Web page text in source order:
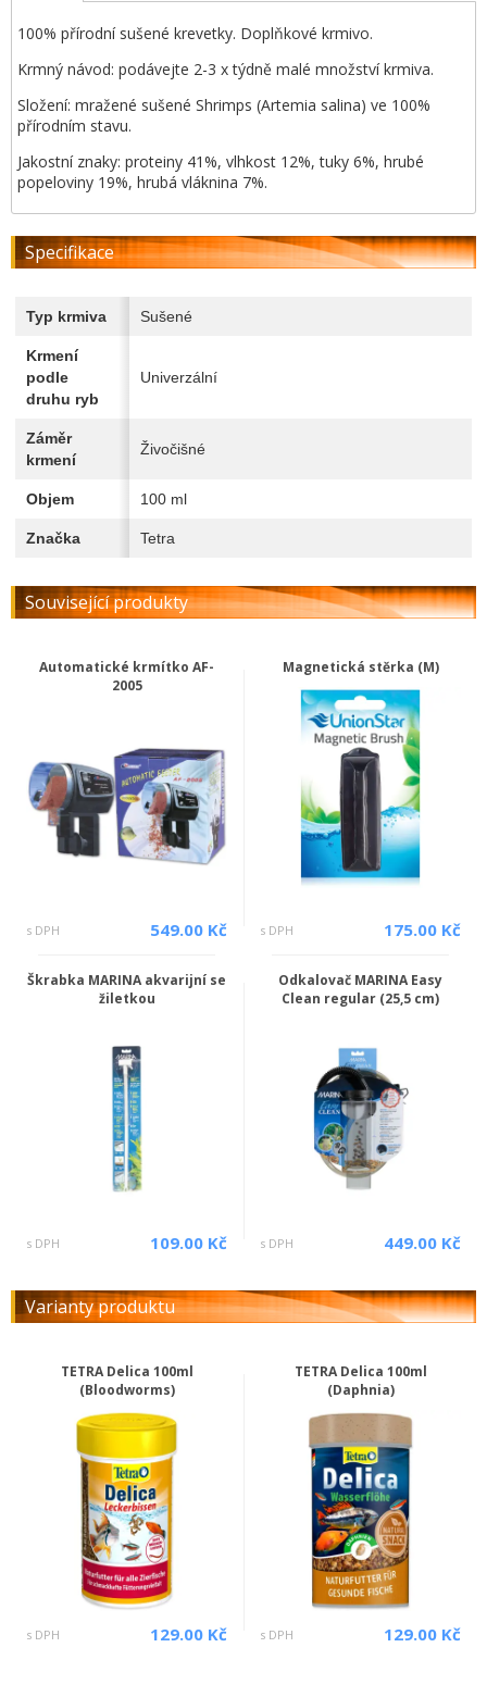
100% přírodní sušené krevetky. Doplňkové krmivo.
Krmný návod: podávejte 2-3 x týdně malé množství krmiva.
Složení: mražené sušené Shrimps (Artemia salina) ve 100%
přírodním stavu.
Jakostní znaky: proteiny 41%, vlhkost 12%, tuky 6%, hrubé
popeloviny 19%, hrubá vláknina 7%.
Specifikace
Typ krmiva Sušené
Krmení
podle
druhu ryb
Univerzální
Záměr
krmení
Živočišné
Objem 100 ml
Značka Tetra
Související produkty
Automatické krmítko AF-
2005
s DPH 549.00 Kč
Magnetická stěrka (M)
s DPH 175.00 Kč
Škrabka MARINA akvarijní se
žiletkou
s DPH 109.00 Kč
Odkalovač MARINA Easy
Clean regular (25,5 cm)
s DPH 449.00 Kč
Varianty produktu
TETRA Delica 100ml
(Bloodworms)
s DPH 129.00 Kč
TETRA Delica 100ml
(Daphnia)
s DPH 129.00 Kč